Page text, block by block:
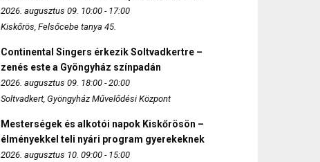
2026. augusztus 09. 10:00 - 17:00
Kiskőrös, Felsőcebe tanya 45.
Continental Singers érkezik Soltvadkertre –
zenés este a Gyöngyház színpadán
2026. augusztus 09. 18:00 - 20:00
Soltvadkert, Gyöngyház Művelődési Központ
Mesterségek és alkotói napok Kiskőrösön –
élményekkel teli nyári program gyerekeknek
2026. augusztus 10. 09:00 - 15:00